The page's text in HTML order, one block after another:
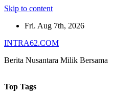
Skip to content
Fri. Aug 7th, 2026
INTRA62.COM
Berita Nusantara Milik Bersama
Top Tags